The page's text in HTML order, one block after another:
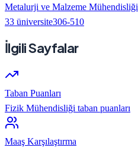
Metalurji ve Malzeme Mühendisliği
33 üniversite306-510
İlgili Sayfalar
Taban Puanları
Fizik Mühendisliği taban puanları
Maaş Karşılaştırma